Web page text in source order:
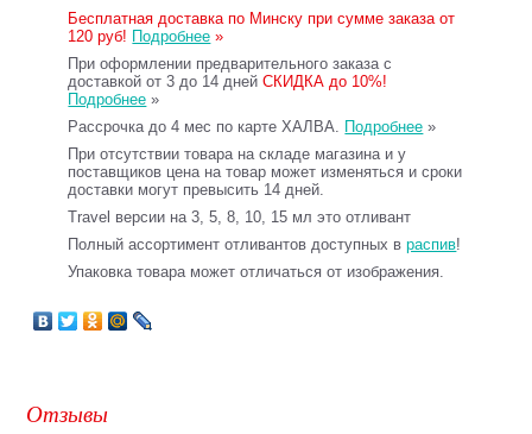
Бесплатная доставка по Минску при сумме заказа от
120 руб! Подробнее »
При оформлении предварительного заказа с
доставкой от 3 до 14 днейСКИДКА до 10%!
Подробнее »
Рассрочка до 4 мес по карте ХАЛВА. Подробнее »
При отсутствии товара на складе магазина и у
поставщиков цена на товар может изменяться и сроки
доставки могут превысить 14 дней.
Travel версии на 3, 5, 8, 10, 15 мл это отливант
Полный ассортимент отливантов доступных враспив!
Упаковка товара может отличаться от изображения.
Отзывы